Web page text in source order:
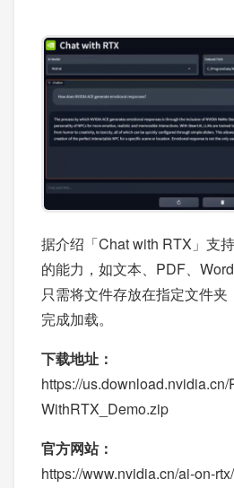
据介绍「Chat with RTX」支
的能力，如文本、PDF、
只需将文件存放在指定文件
完成加载。
下载地址：
https://
WithRTX_Demo.zip
官方网站：
https://www.nvidia.cn/ai-on-